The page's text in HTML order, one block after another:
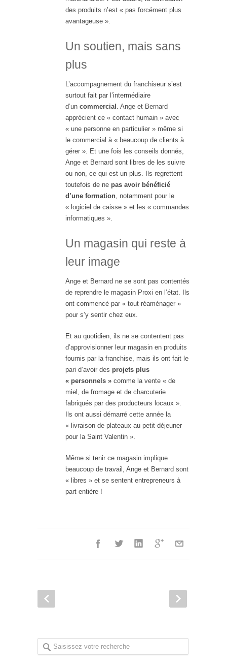
des produits n’est « pas forcément plus
avantageuse ».
Un soutien, mais sans
plus
L’accompagnement du franchiseur s’est
surtout fait par l’intermédiaire
d’un commercial . Ange et Bernard
apprécient ce « contact humain » avec
« une personne en particulier » même si
le commercial à « beaucoup de clients à
gérer ». Et une fois les conseils donnés,
Ange et Bernard sont libres de les suivre
ou non, ce qui est un plus. Ils regrettent
toutefois de ne pas avoir bénéficié
d’une formation , notamment pour le
« logiciel de caisse » et les « commandes
informatiques ».
Un magasin qui reste à
leur image
Ange et Bernard ne se sont pas contentés
de reprendre le magasin Proxi en l’état. Ils
ont commencé par « tout réaménager »
pour s’y sentir chez eux.
Et au quotidien, ils ne se contentent pas
d’approvisionner leur magasin en produits
fournis par la franchise, mais ils ont fait le
pari d’avoir des projets plus
« personnels » comme la vente « de
miel, de fromage et de charcuterie
fabriqués par des producteurs locaux ».
Ils ont aussi démarré cette année la
« livraison de plateaux au petit-déjeuner
pour la Saint Valentin ».
Même si tenir ce magasin implique
beaucoup de travail, Ange et Bernard sont
« libres » et se sentent entrepreneurs à
part entière !